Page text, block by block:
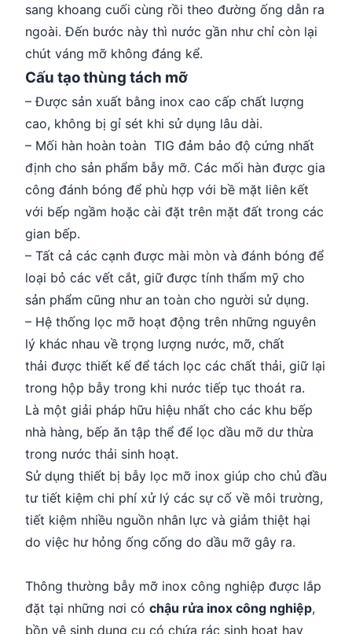
sang khoang cuối cùng rồi theo đường ống dẫn ra
ngoài. Đến bước này thì nước gần như chỉ còn lại
chút váng mỡ không đáng kể.
Cấu tạo thùng tách mỡ
– Được sản xuất bằng inox cao cấp chất lượng
cao, không bị gỉ sét khi sử dụng lâu dài.
– Mối hàn hoàn toàn TIG đảm bảo độ cứng nhất
định cho sản phẩm bẫy mỡ. Các mối hàn được gia
công đánh bóng để phù hợp với bề mặt liên kết
với bếp ngầm hoặc cài đặt trên mặt đất trong các
gian bếp.
– Tất cả các cạnh được mài mòn và đánh bóng để
loại bỏ các vết cắt, giữ được tính thẩm mỹ cho
sản phẩm cũng như an toàn cho người sử dụng.
– Hệ thống lọc mỡ hoạt động trên những nguyên
lý khác nhau về trọng lượng nước, mỡ, chất
thải được thiết kế để tách lọc các chất thải, giữ lại
trong hộp bẫy trong khi nước tiếp tục thoát ra.
Là một giải pháp hữu hiệu nhất cho các khu bếp
nhà hàng, bếp ăn tập thể để lọc dầu mỡ dư thừa
trong nước thải sinh hoạt.
Sử dụng thiết bị bẫy lọc mỡ inox giúp cho chủ đầu
tư tiết kiệm chi phí xử lý các sự cố về môi trường,
tiết kiệm nhiều nguồn nhân lực và giảm thiệt hại
do việc hư hỏng ống cống do dầu mỡ gây ra.
Thông thường bẫy mỡ inox công nghiệp được lắp
đặt tại những nơi có chậu rửa inox công nghiệp,
bồn vệ sinh dụng cụ có chứa rác sinh hoạt hay